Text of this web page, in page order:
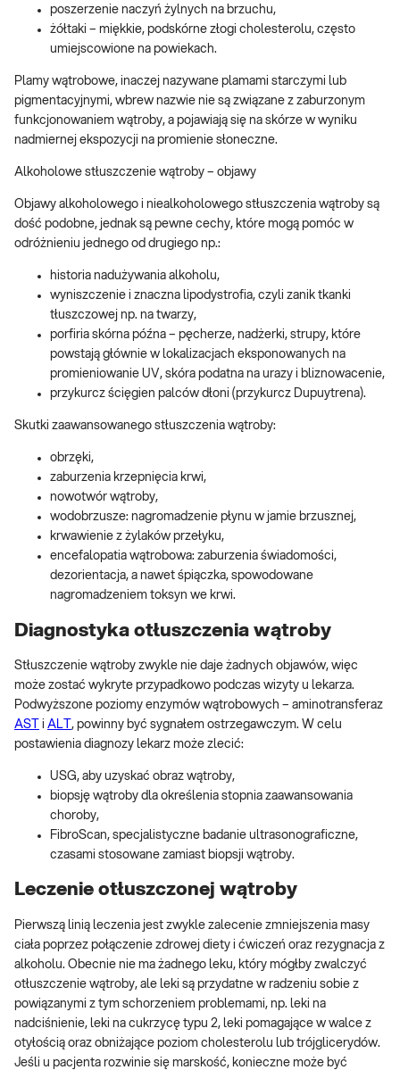
poszerzenie naczyń żylnych na brzuchu,
żółtaki – miękkie, podskórne złogi cholesterolu, często
umiejscowione na powiekach.
Plamy wątrobowe, inaczej nazywane plamami starczymi lub
pigmentacyjnymi, wbrew nazwie nie są związane z zaburzonym
funkcjonowaniem wątroby, a pojawiają się na skórze w wyniku
nadmiernej ekspozycji na promienie słoneczne.
Alkoholowe stłuszczenie wątroby – objawy
Objawy alkoholowego i niealkoholowego stłuszczenia wątroby są
dość podobne, jednak są pewne cechy, które mogą pomóc w
odróżnieniu jednego od drugiego np.:
historia nadużywania alkoholu,
wyniszczenie i znaczna lipodystrofia, czyli zanik tkanki
tłuszczowej np. na twarzy,
porfiria skórna późna – pęcherze, nadżerki, strupy, które
powstają głównie w lokalizacjach eksponowanych na
promieniowanie UV, skóra podatna na urazy i bliznowacenie,
przykurcz ścięgien palców dłoni (przykurcz Dupuytrena).
Skutki zaawansowanego stłuszczenia wątroby:
obrzęki,
zaburzenia krzepnięcia krwi,
nowotwór wątroby,
wodobrzusze: nagromadzenie płynu w jamie brzusznej,
krwawienie z żylaków przełyku,
encefalopatia wątrobowa: zaburzenia świadomości,
dezorientacja, a nawet śpiączka, spowodowane
nagromadzeniem toksyn we krwi.
Diagnostyka otłuszczenia wątroby
Stłuszczenie wątroby zwykle nie daje żadnych objawów, więc
może zostać wykryte przypadkowo podczas wizyty u lekarza.
Podwyższone poziomy enzymów wątrobowych – aminotransferaz
AST
i ALT , powinny być sygnałem ostrzegawczym. W celu
postawienia diagnozy lekarz może zlecić:
USG, aby uzyskać obraz wątroby,
biopsję wątroby dla określenia stopnia zaawansowania
choroby,
FibroScan, specjalistyczne badanie ultrasonograficzne,
czasami stosowane zamiast biopsji wątroby.
Leczenie otłuszczonej wątroby
Pierwszą linią leczenia jest zwykle zalecenie zmniejszenia masy
ciała poprzez połączenie zdrowej diety i ćwiczeń oraz rezygnacja z
alkoholu. Obecnie nie ma żadnego leku, który mógłby zwalczyć
otłuszczenie wątroby, ale leki są przydatne w radzeniu sobie z
powiązanymi z tym schorzeniem problemami, np. leki na
nadciśnienie, leki na cukrzycę typu 2, leki pomagające w walce z
otyłością oraz obniżające poziom cholesterolu lub trójglicerydów.
Jeśli u pacjenta rozwinie się marskość, konieczne może być